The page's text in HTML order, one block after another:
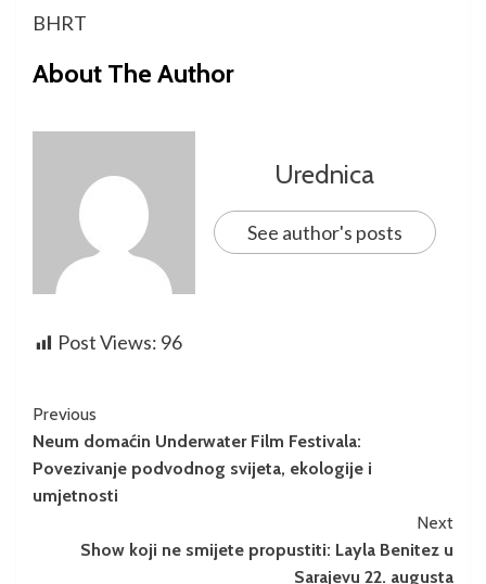
BHRT
About The Author
Urednica
See author's posts
Post Views: 96
Previous
Neum domaćin Underwater Film Festivala:
Povezivanje podvodnog svijeta, ekologije i
umjetnosti
Next
Show koji ne smijete propustiti: Layla Benitez u
Sarajevu 22. augusta